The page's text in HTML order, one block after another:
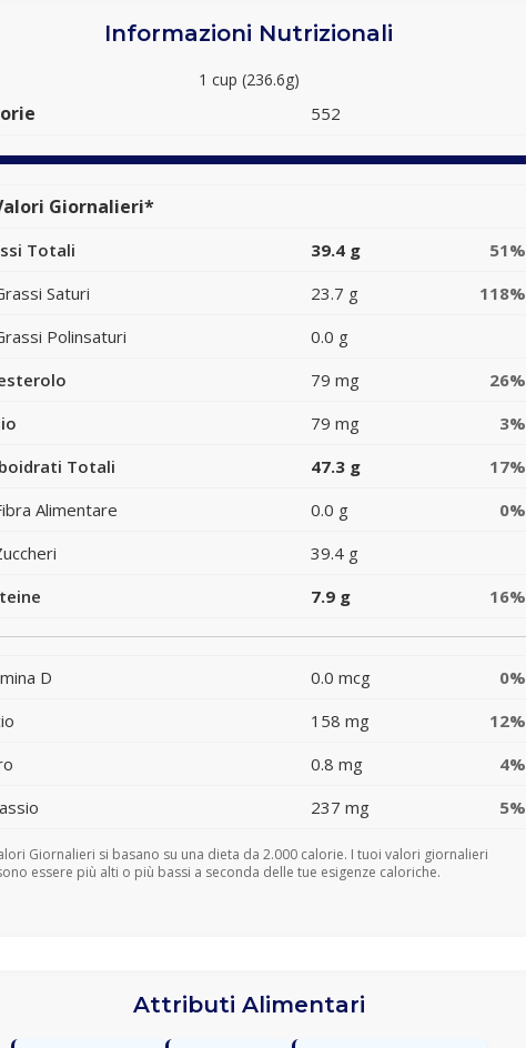
Informazioni Nutrizionali
1 cup (236.6g)
552
Giornalieri*
Totali 39.4 g
51%
Saturi
23.7 g
118%
Polinsaturi
0.0 g
79 mg
26%
79 mg
3%
Totali
47.3 g
17%
Alimentare
0.0 g
0%
39.4 g
7.9 g 16%
D 0.0 mcg
0%
158 mg
12%
0.8 mg
4%
237 mg 5%
Giornalieri si basano su una dieta da 2.000 calorie. I tuoi valori giornalieri
essere più alti o più bassi a seconda delle tue esigenze caloriche.
Attributi Alimentari